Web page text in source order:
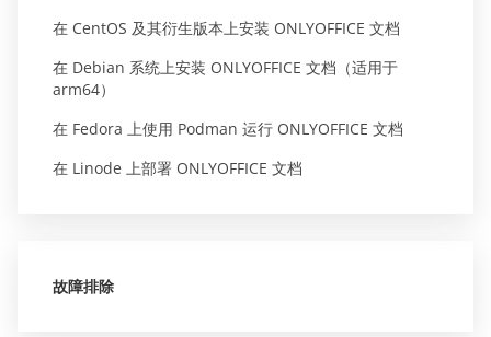
在 CentOS 及其衍生版本上安装 ONLYOFFICE 文档
在 Debian 系统上安装 ONLYOFFICE 文档（适用于
arm64）
在 Fedora 上使用 Podman 运行 ONLYOFFICE 文档
在 Linode 上部署 ONLYOFFICE 文档
故障排除